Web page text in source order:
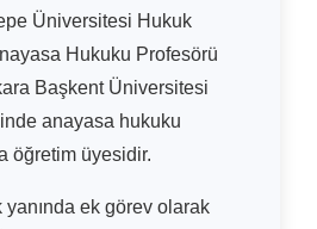
Üniversitesi Hukuk
Hukuku Profesörü
Başkent Üniversitesi
anayasa hukuku
öğretim üyesidir.
ek görev olarak